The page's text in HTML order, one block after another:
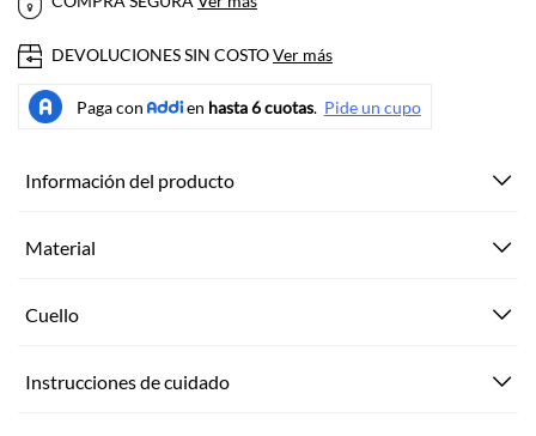
DEVOLUCIONES SIN COSTOVer más
Información del producto
Material
Cuello
Instrucciones de cuidado